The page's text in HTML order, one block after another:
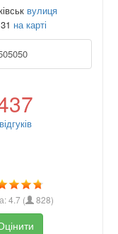
вулиця
31 на карті
відгуків
4.7 ( 828)